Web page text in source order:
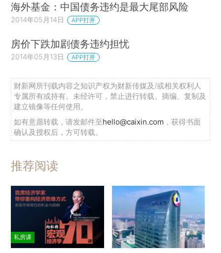
海外基金：中国债务违约是最大尾部风险
2014年05月14日 APP打开
房价下跌加剧债务违约担忧
2014年05月13日 APP打开
财新网所刊载内容之知识产权为财新传媒及/或相关权利人
专属所有或持有。未经许可，禁止进行转载、摘编、复制及
建立镜像等任何使用。
如有意愿转载，请发邮件至hello@caixin.com ，获得书面
确认及授权后，方可转载。
推荐阅读
私房课